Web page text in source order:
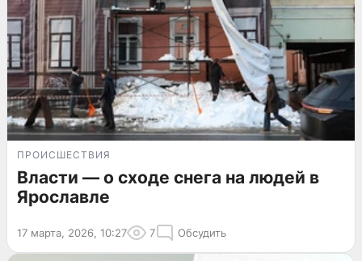
ПРОИСШЕСТВИЯ
Власти — о сходе снега на людей в
Ярославле
17 марта, 2026, 10:27 7 Обсудить